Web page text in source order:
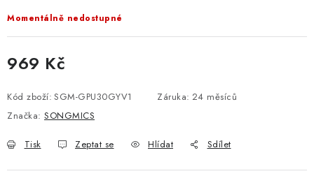
Momentálně nedostupné
969 Kč
Kód zboží: SGM-GPU30GYV1 Záruka: 24 měsíců
Značka: SONGMICS
Tisk Zeptat se Hlídat Sdílet